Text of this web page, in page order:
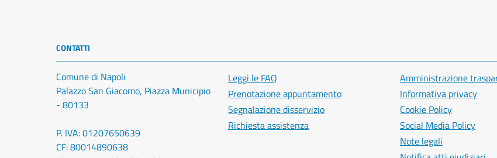
CONTATTI
Comune di Napoli
Palazzo San Giacomo, Piazza Municipio
- 80133
P. IVA: 01207650639
CF: 80014890638
Leggi le FAQ
Prenotazione appuntamento
Segnalazione disservizio
Richiesta assistenza
Amministrazione
Informativa privacy
Cookie Policy
Social Media Policy
Note legali